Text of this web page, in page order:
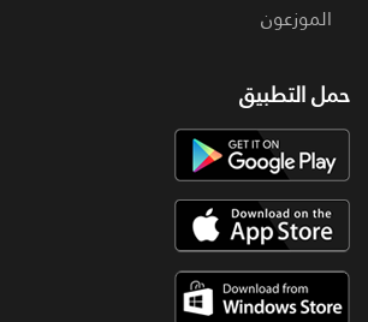
الموزعون
حمل التطبيق